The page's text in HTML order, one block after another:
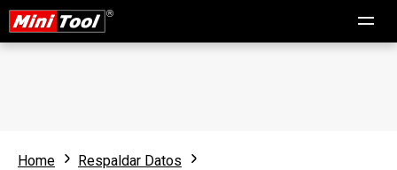
Home
Respaldar Datos